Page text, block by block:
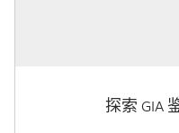
探索 GIA